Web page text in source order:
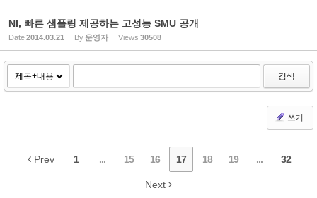
NI, 빠른 샘플링 제공하는 고성능 SMU 공개
Date2014.03.21 By 운영자 Views 30508
검색
쓰기
Prev 1 ... 15 16 17 18 19 ... 32
Next